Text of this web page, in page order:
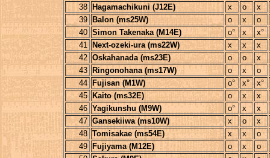
38
Hagamachikuni (J12E) x o
x
39
Balon (ms25W) o x
o
40 Simon Takenaka (M14E) o° x
x°
41 Next-ozeki-ura (ms22W) x x
x
42 Oskahanada (ms23E) o o
x
43
Ringonohana (ms17W) o x
o
44
Fujisan (M1W) o° x°
x°
45
Kaito (ms32E) o x
x
46 Yagikunshu (M9W) o° x
x
47 Gansekiiwa (ms10W) x o
x
48 Tomisakae (ms54E) x x
o
49
Fujiyama (M12E) o x
o